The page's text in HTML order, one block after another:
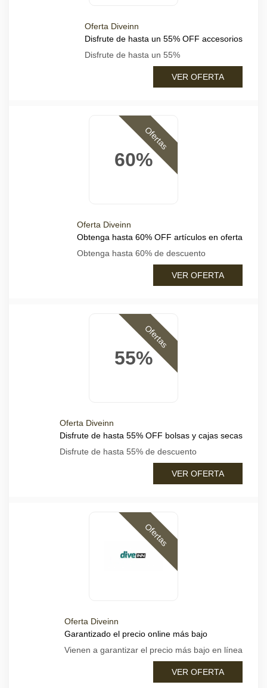
Oferta Diveinn
Disfrute de hasta un 55% OFF accesorios
Disfrute de hasta un 55%
VER OFERTA
60%
Ofertas
Oferta Diveinn
Obtenga hasta 60% OFF artículos en oferta
Obtenga hasta 60% de descuento
VER OFERTA
55%
Ofertas
Oferta Diveinn
Disfrute de hasta 55% OFF bolsas y cajas secas
Disfrute de hasta 55% de descuento
VER OFERTA
Ofertas
Oferta Diveinn
Garantizado el precio online más bajo
Vienen a garantizar el precio más bajo en línea
VER OFERTA